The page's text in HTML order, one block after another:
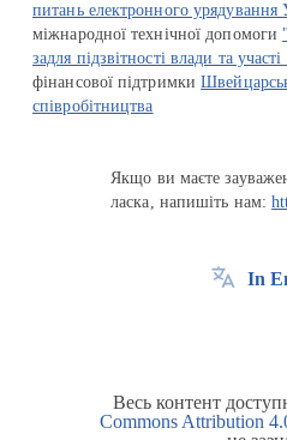
питань електронного урядування
міжнародної технічної допомоги
задля підзвітності влади та
фінансової підтримки
співробітництва
Якщо ви маєте
ласка, напишіть нам:
In
Весь контент
Commons Attribution